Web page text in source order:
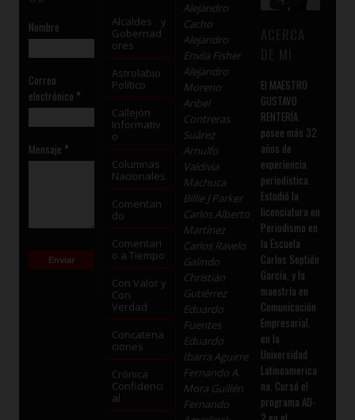
Nombre
Correo
electrónico *
Mensaje *
Alcaldes y
Gobernad
ores
Astrolabio
Político
Callejón
Informativ
o
Columnas
Nacionales
Comentan
do
Comentari
o a Tiempo
Con Valor y
Con
Verdad
Concatena
ciones
Crónica
Confidenci
al
Alejandro
Cacho
Alejandro
Envila Fisher
Alejandro
Moreno
Aribel
Contreras
Suárez
Arnulfo
Valdivia
Machuca
Billie J Parker
Carlos Alberto
Martínez
Carlos Ravelo
Galindo
Christián
Gutiérrez
Eduardo
Fuentes
Eduardo
Ibarra Aguirre
Fernando A.
Mora Guillén
Fernando
El MAESTRO
GUSTAVO
RENTERÍA
posee más 32
años de
experiencia
periodística.
Estudió la
licenciatura en
Periodismo en
la Escuela
Carlos Septién
García, y la
maestría en
Comunicación
Empresarial,
en la
Universidad
Latinoamerica
na. Cursó el
programa AD-